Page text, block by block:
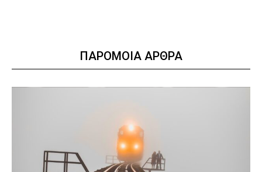
ΠΑΡΟΜΟΙΑ ΑΡΘΡΑ